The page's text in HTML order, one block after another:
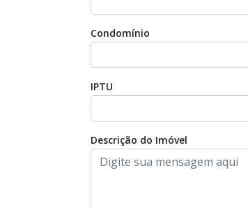
Condomínio
IPTU
Descrição do Imóvel